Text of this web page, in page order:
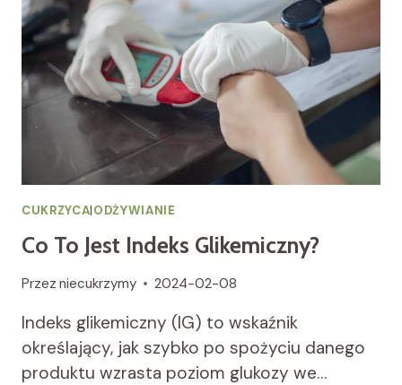
CUKRZYCĄ
CUKRZYCA|ODŻYWIANIE
Co To Jest Indeks Glikemiczny?
Przez niecukrzymy 2024-02-08
Indeks glikemiczny (IG) to wskaźnik
określający, jak szybko po spożyciu danego
produktu wzrasta poziom glukozy we…